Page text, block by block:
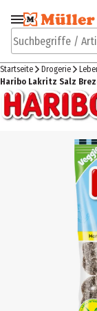
Zur Navigation
springen
Suchbegriffe /
Startseite Drogerie
Haribo Lakritz Salz